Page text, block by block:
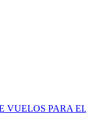
PARA